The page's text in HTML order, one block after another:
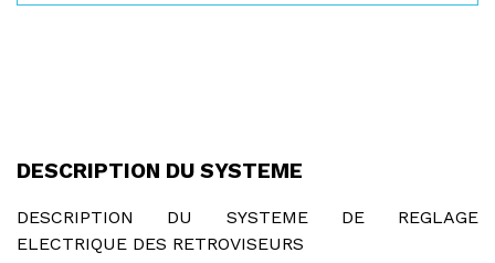
DESCRIPTION DU SYSTEME
DESCRIPTION DU SYSTEME DE REGLAGE
ELECTRIQUE DES RETROVISEURS